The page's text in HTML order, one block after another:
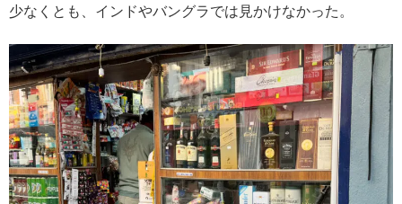
少なくとも、インドやバングラでは見かけなかった。